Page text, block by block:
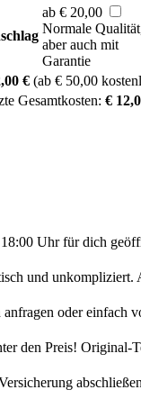
ab € 20,00
Normale
aber auch mit
Garantie
€ (ab € 50,00
Gesamtkosten: €
Uhr für dich
und
oder einfach
den Preis!